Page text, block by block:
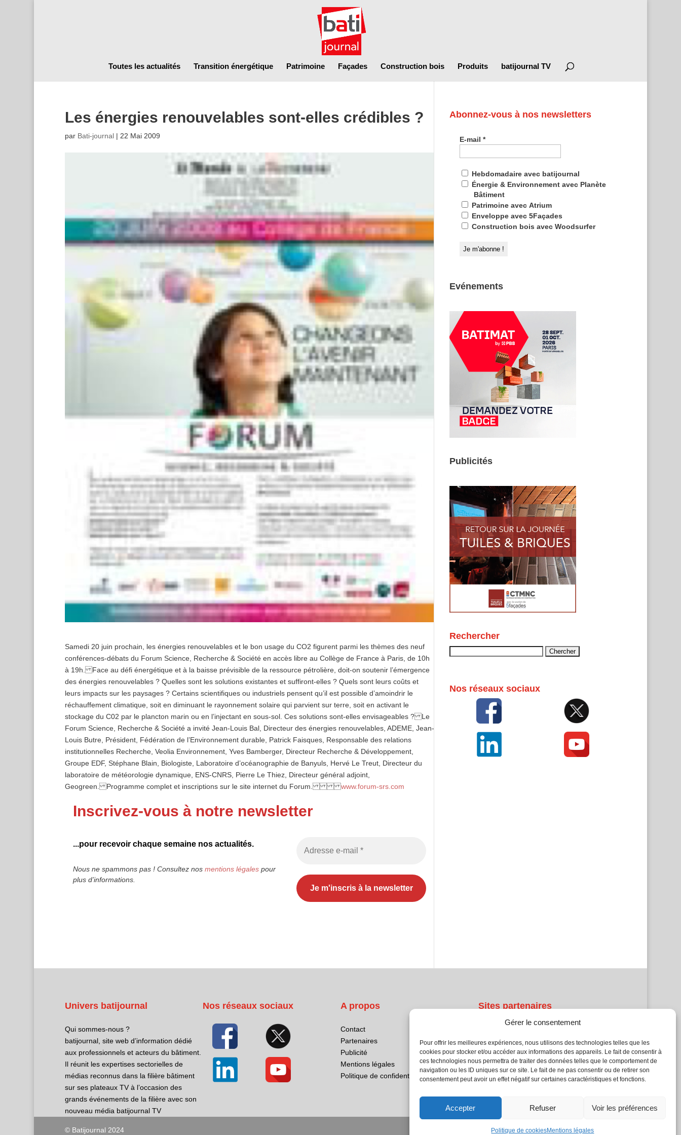
Gérer le consentement
Pour offrir les meilleures expériences, nous utilisons des technologies telles que les
cookies pour stocker et/ou accéder aux informations des appareils. Le fait de consentir à
ces technologies nous permettra de traiter des données telles que le comportement de
navigation ou les ID uniques sur ce site. Le fait de ne pas consentir ou de retirer son
consentement peut avoir un effet négatif sur certaines caractéristiques et fonctions.
Accepter Refuser Voir les préférences
Politique de cookiesMentions légales
Toutes les actualités Transition énergétique Patrimoine Façades Construction bois Produits batijournal TV
Les énergies renouvelables sont-elles crédibles ?
par Bati-journal| 22 Mai 2009
Samedi 20 juin prochain, les énergies renouvelables et le bon usage du CO2 figurent parmi les thèmes des neuf
conférences-débats du Forum Science, Recherche & Société en accès libre au Collège de France à Paris, de 10h
à 19h. Face au défi énergétique et à la baisse prévisible de la ressource pétrolière, doit-on soutenir l’émergence
des énergies renouvelables ? Quelles sont les solutions existantes et suffiront-elles ? Quels sont leurs coûts et
leurs impacts sur les paysages ? Certains scientifiques ou industriels pensent qu’il est possible d’amoindrir le
réchauffement climatique, soit en diminuant le rayonnement solaire qui parvient sur terre, soit en activant le
stockage du C02 par le plancton marin ou en l’injectant en sous-sol. Ces solutions sont-elles envisageables ? Le
Forum Science, Recherche & Société a invité Jean-Louis Bal, Directeur des énergies renouvelables, ADEME, Jean-
Louis Butre, Président, Fédération de l’Environnement durable, Patrick Faisques, Responsable des relations
institutionnelles Recherche, Veolia Environnement, Yves Bamberger, Directeur Recherche & Développement,
Groupe EDF, Stéphane Blain, Biologiste, Laboratoire d’océanographie de Banyuls, Hervé Le Treut, Directeur du
laboratoire de météorologie dynamique, ENS-CNRS, Pierre Le Thiez, Directeur général adjoint,
Geogreen. Programme complet et inscriptions sur le site internet du Forum.www.forum-srs.com
Inscrivez-vous à notre newsletter
...pour recevoir chaque semaine nos actualités.
Nous ne spammons pas ! Consultez nos mentions légalespour
plus d’informations.
Abonnez-vous à nos newsletters
E-mail*
Hebdomadaire avec batijournal
Énergie & Environnement avec Planète
Bâtiment
Patrimoine avec Atrium
Enveloppe avec 5Façades
Construction bois avec Woodsurfer
Evénements
Publicités
Rechercher
Nos réseaux sociaux
Univers batijournal
Qui sommes-nous ?
batijournal, site web d’information dédié
aux professionnels et acteurs du bâtiment.
Il réunit les expertises sectorielles de
médias reconnus dans la filière bâtiment
sur ses plateaux TV à l’occasion des
grands événements de la filière avec son
nouveau média batijournal TV
Nos réseaux sociaux A propos
Contact
Partenaires
Publicité
Mentions légales
Politique de confidentialité
Sites partenaires
Atrium Patrimoine
Kiosque 21
L'Atelier Bois
Planète Bâtiment
batijournal TV
© Batijournal 2024